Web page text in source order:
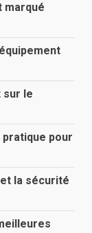
marqué
sur le
pour
la sécurité